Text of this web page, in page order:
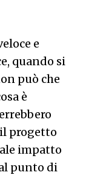
e
quando si
può che
è
progetto
impatto
punto di